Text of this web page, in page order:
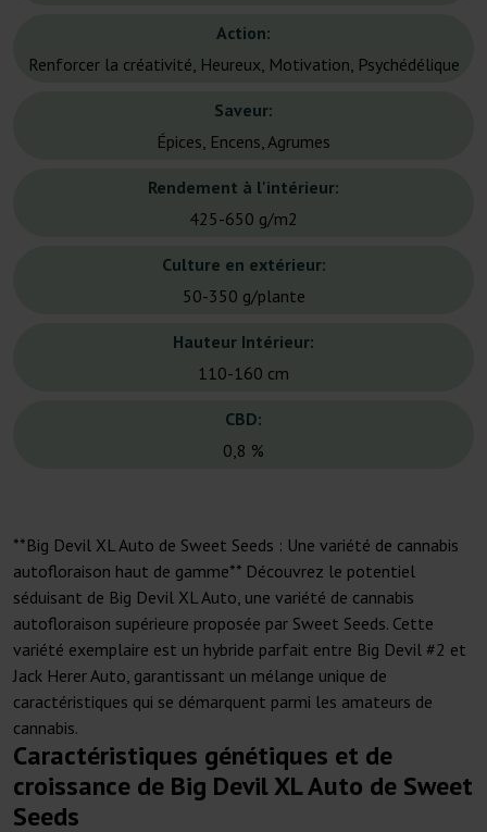
Action:
Renforcer la créativité, Heureux, Motivation, Psychédélique
Saveur:
Épices, Encens, Agrumes
Rendement à l'intérieur:
425-650 g/m2
Culture en extérieur:
50-350 g/plante
Hauteur Intérieur:
110-160 cm
CBD:
0,8 %
**Big Devil XL Auto de Sweet Seeds : Une variété de cannabis
autofloraison haut de gamme** Découvrez le potentiel
séduisant de Big Devil XL Auto, une variété de cannabis
autofloraison supérieure proposée par Sweet Seeds. Cette
variété exemplaire est un hybride parfait entre Big Devil #2 et
Jack Herer Auto, garantissant un mélange unique de
caractéristiques qui se démarquent parmi les amateurs de
cannabis.
Caractéristiques génétiques et de
croissance de Big Devil XL Auto de Sweet
Seeds